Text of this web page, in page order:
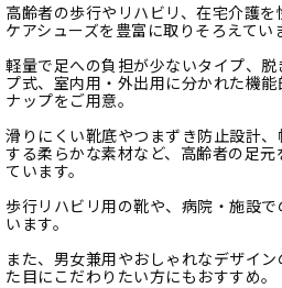
高齢者の歩行やリハビリ、在宅介護
ケアシューズを豊富に取りそろえてい
軽量で足への負担が少ないタイプ、
プ式、室内用・外出用に分かれた機
ナップをご用意。
滑りにくい靴底やつまずき防止設計
する柔らかな素材など、高齢者の足
ています。
歩行リハビリ用の靴や、病院・施設
います。
また、男女兼用やおしゃれなデザイ
た目にこだわりたい方にもおすすめ。